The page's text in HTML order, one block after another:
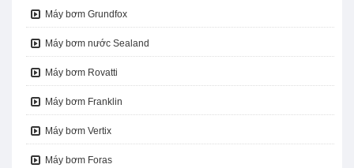
Máy bơm Grundfox
Máy bơm nước Sealand
Máy bơm Rovatti
Máy bơm Franklin
Máy bơm Vertix
Máy bơm Foras